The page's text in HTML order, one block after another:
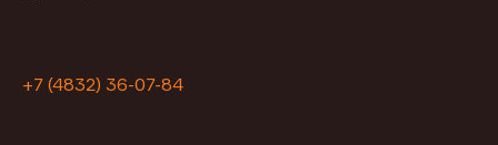
+7 (4832) 36-07-84